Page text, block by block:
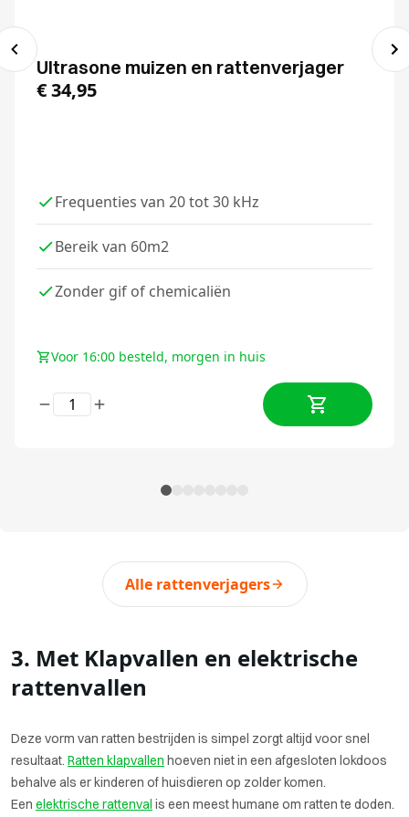
Ultrasone muizen en rattenverjager
€34,95
Frequenties van 20 tot 30 kHz
Bereik van 60m2
Zonder gif of chemicaliën
Voor 16:00 besteld, morgen in huis
Alle rattenverjagers
3. Met Klapvallen en elektrische
rattenvallen
Deze vorm van ratten bestrijden is simpel zorgt altijd voor snel
resultaat. Ratten klapvallen hoeven niet in een afgesloten lokdoos
behalve als er kinderen of huisdieren op zolder komen.
Een elektrische rattenval is een meest humane om ratten te doden.